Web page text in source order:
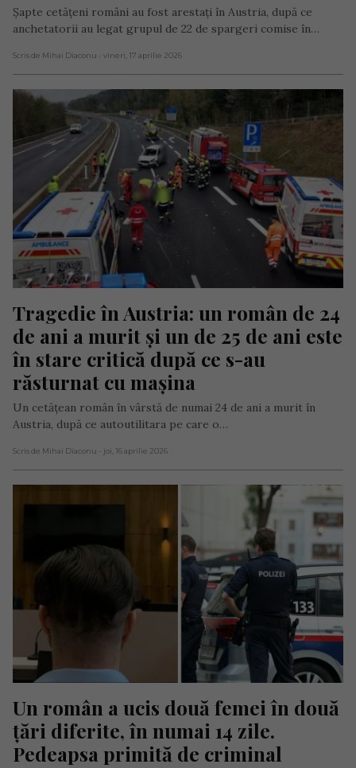
Șapte cetățeni români au fost arestați în Austria, după ce
anchetatorii au legat grupul de 22 de spargeri comise în…
Scris de Mihai Diaconu - vineri, 17 aprilie 2026
Tragedie în Austria: un român de 24
de ani a murit și un de 25 de ani este
în stare critică după ce s-au
răsturnat cu mașina
Un cetățean român în vârstă de numai 24 de ani a murit în
Austria, după ce autoutilitara pe care o…
Scris de Mihai Diaconu - joi, 16 aprilie 2026
Un român a ucis două femei în două
țări diferite, în numai 14 zile.
Pedeapsa primită de criminal